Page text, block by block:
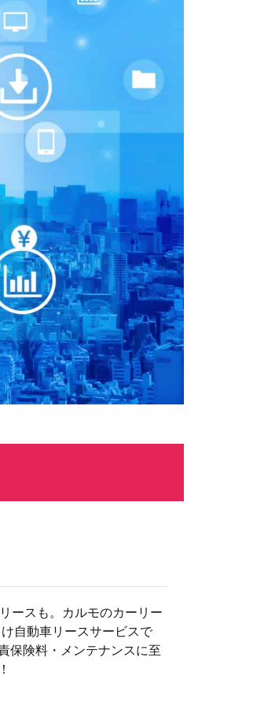
ースも。カルモのカーリー
自動車リースサービスで
保険料・メンテナンスに至